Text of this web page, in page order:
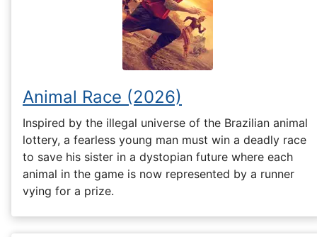
Animal Race (2026)
Inspired by the illegal universe of the Brazilian animal
lottery, a fearless young man must win a deadly race
to save his sister in a dystopian future where each
animal in the game is now represented by a runner
vying for a prize.